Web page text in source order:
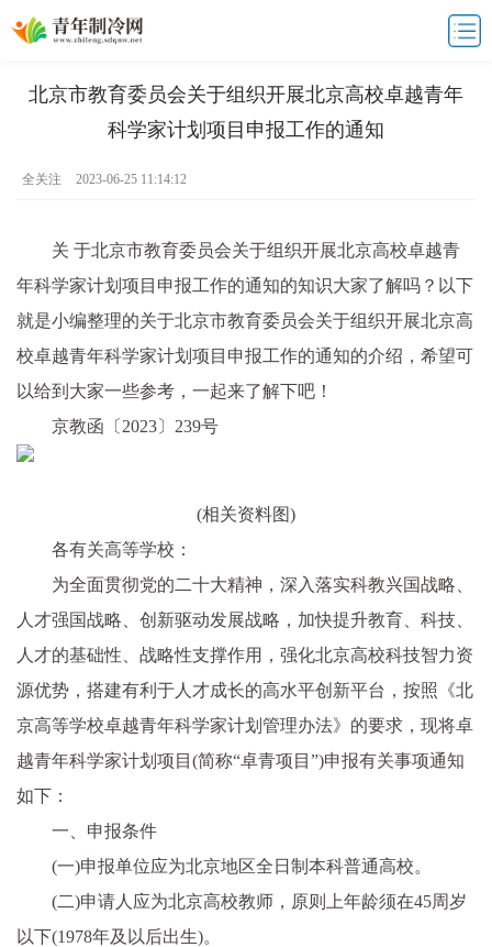
北京市教育委员会关于组织开展北京高校卓越青年
科学家计划项目申报工作的通知
全关注 2023-06-25 11:14:12
关 于北京市教育委员会关于组织开展北京高校卓越青
年科学家计划项目申报工作的通知的知识大家了解吗？以下
就是小编整理的关于北京市教育委员会关于组织开展北京高
校卓越青年科学家计划项目申报工作的通知的介绍，希望可
以给到大家一些参考，一起来了解下吧！
京教函〔2023〕239号
(相关资料图)
各有关高等学校：
为全面贯彻党的二十大精神，深入落实科教兴国战略、
人才强国战略、创新驱动发展战略，加快提升教育、科技、
人才的基础性、战略性支撑作用，强化北京高校科技智力资
源优势，搭建有利于人才成长的高水平创新平台，按照《北
京高等学校卓越青年科学家计划管理办法》的要求，现将卓
越青年科学家计划项目(简称“卓青项目”)申报有关事项通知
如下：
一、申报条件
(一)申报单位应为北京地区全日制本科普通高校。
(二)申请人应为北京高校教师，原则上年龄须在45周岁
以下(1978年及以后出生)。